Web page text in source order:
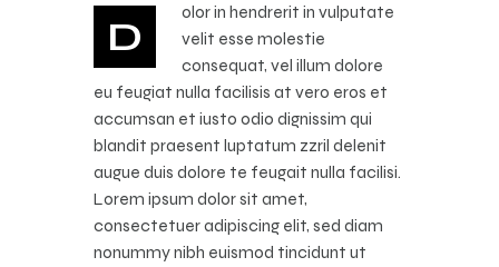
D
olor in hendrerit in vulputate
velit esse molestie
consequat, vel illum dolore
eu feugiat nulla facilisis at vero eros et
accumsan et iusto odio dignissim qui
blandit praesent luptatum zzril delenit
augue duis dolore te feugait nulla facilisi.
Lorem ipsum dolor sit amet,
consectetuer adipiscing elit, sed diam
nonummy nibh euismod tincidunt ut